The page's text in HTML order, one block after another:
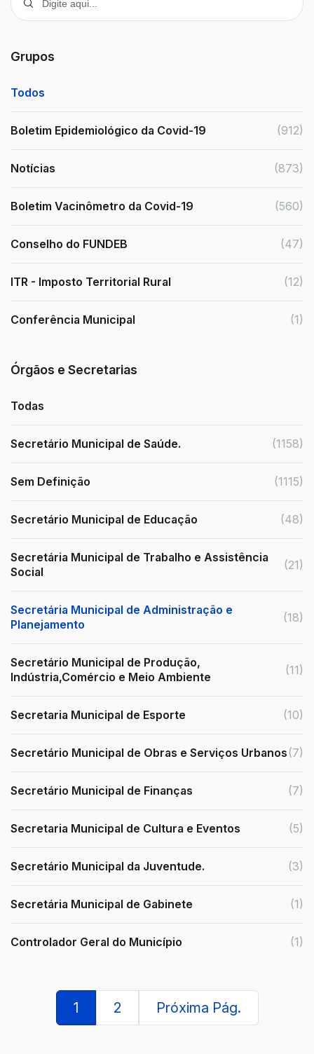
Grupos
Todos
Boletim Epidemiológico da Covid-19 (912)
Notícias (873)
Boletim Vacinômetro da Covid-19 (560)
Conselho do FUNDEB (47)
ITR - Imposto Territorial Rural (12)
Conferência Municipal (1)
Órgãos e Secretarias
Todas
Secretário Municipal de Saúde. (1158)
Sem Definição (1115)
Secretário Municipal de Educação (48)
Secretária Municipal de Trabalho e Assistência
Social
(21)
Secretária Municipal de Administração e
Planejamento
(18)
Secretário Municipal de Produção,
Indústria,Comércio e Meio Ambiente
(11)
Secretaria Municipal de Esporte (10)
Secretário Municipal de Obras e Serviços Urbanos(7)
Secretário Municipal de Finanças (7)
Secretaria Municipal de Cultura e Eventos (5)
Secretário Municipal da Juventude. (3)
Secretária Municipal de Gabinete (1)
Controlador Geral do Município (1)
1 2 Próxima Pág.